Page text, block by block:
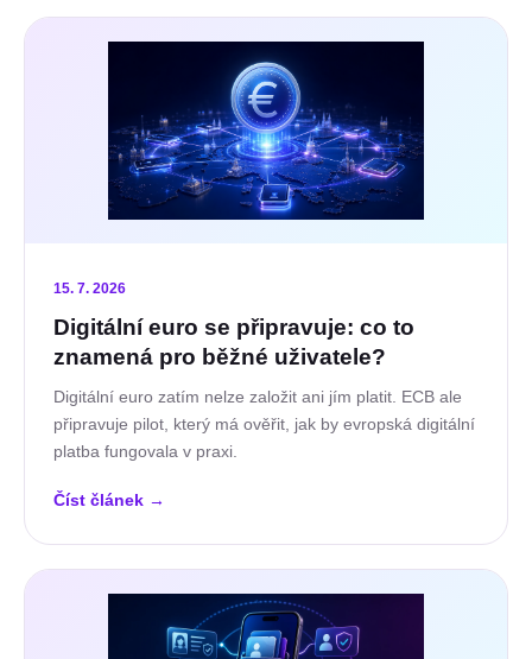
15. 7. 2026
Digitální euro se připravuje: co to
znamená pro běžné uživatele?
Digitální euro zatím nelze založit ani jím platit. ECB ale
připravuje pilot, který má ověřit, jak by evropská digitální
platba fungovala v praxi.
Číst článek →